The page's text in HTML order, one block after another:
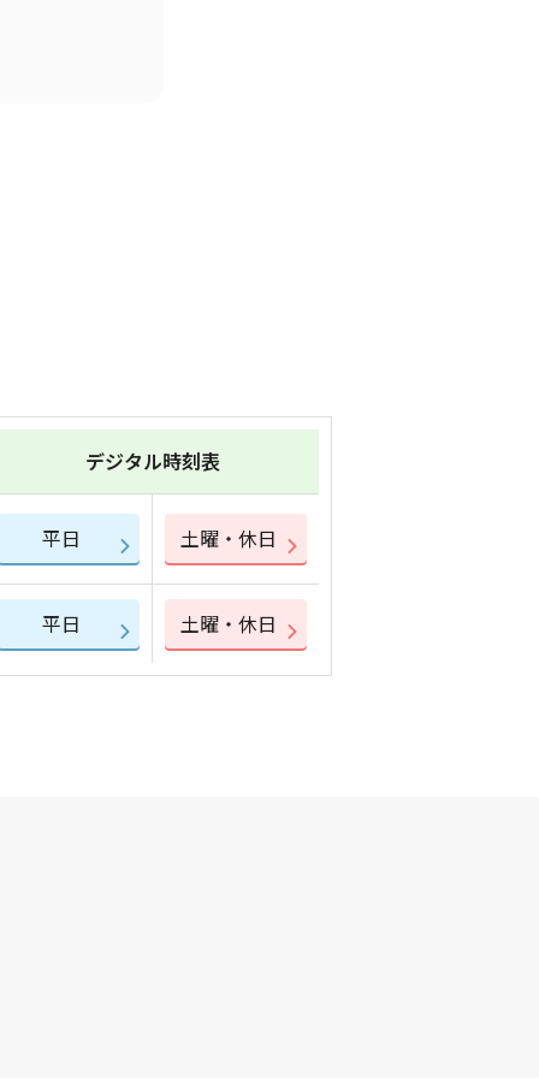
デジタル時刻表
平日 土曜・休日
平日 土曜・休日